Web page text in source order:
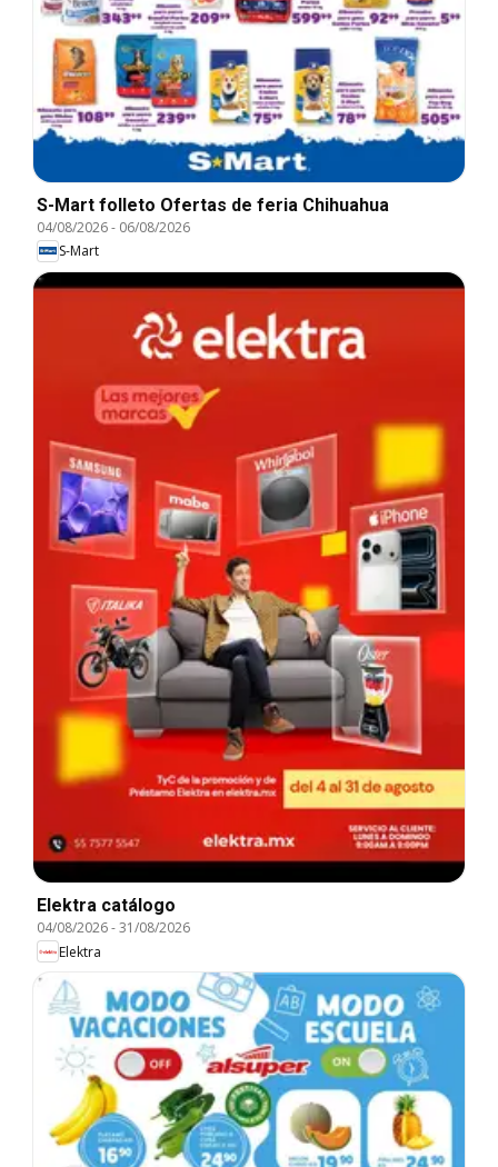
S-Mart folleto Ofertas de feria Chihuahua
04/08/2026- 06/08/2026
S-Mart
Elektra catálogo
04/08/2026-31/08/2026
Elektra